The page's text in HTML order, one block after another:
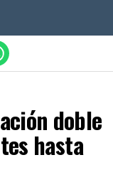
doble
hasta